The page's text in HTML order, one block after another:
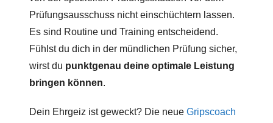
Prüfungsausschuss nicht einschüchtern lassen.
Es sind Routine und Training entscheidend.
Fühlst du dich in der mündlichen Prüfung sicher,
wirst du punktgenau deine optimale Leistung
bringen können.
Dein Ehrgeiz ist geweckt? Die neue Gripscoach